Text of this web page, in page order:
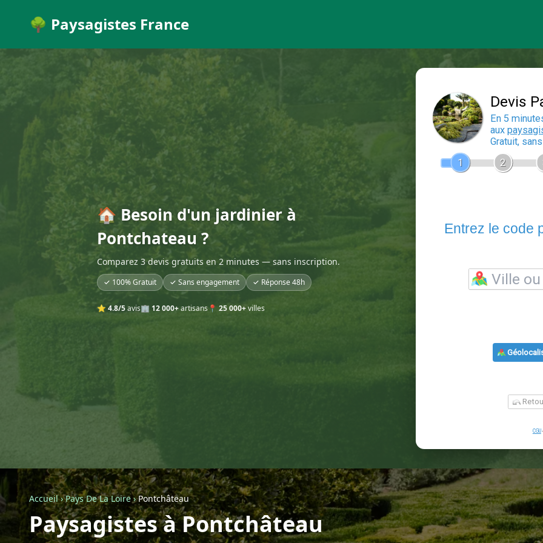
🌳 Paysagistes France
🏠 Besoin d'un jardinier à
Pontchateau ?
Comparez 3 devis gratuits en 2 minutes — sans inscription.
✓ 100% Gratuit ✓ Sans engagement ✓ Réponse 48h
⭐ 4.8/5avis🏢 12 000+artisans 📍 25 000+villes
Accueil›Pays De La Loire›Pontchâteau
Paysagistes à Pontchâteau